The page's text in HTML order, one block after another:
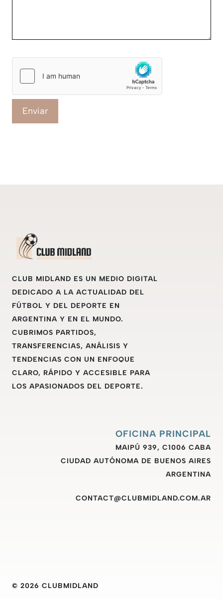
CLUB MIDLAND ES UN MEDIO DIGITAL
DEDICADO A LA ACTUALIDAD DEL
FÚTBOL Y DEL DEPORTE EN
ARGENTINA Y EN EL MUNDO.
CUBRIMOS PARTIDOS,
TRANSFERENCIAS, ANÁLISIS Y
TENDENCIAS CON UN ENFOQUE
CLARO, RÁPIDO Y ACCESIBLE PARA
LOS APASIONADOS DEL DEPORTE.
OFICINA PRINCIPAL
MAIPÚ 939, C1006 CABA
CIUDAD AUTÓNOMA DE BUENOS AIRES
ARGENTINA
CONTACT@CLUBMIDLAND.COM.AR
© 2026 CLUBMIDLAND